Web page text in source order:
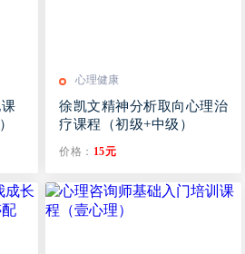
心理健康
徐凯文精神分析取向心理治
疗课程（初级+中级）
价格： 15元